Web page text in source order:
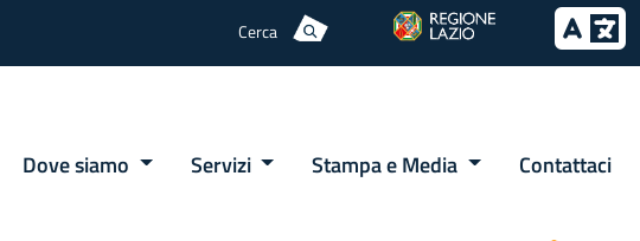
Cerca
Dove siamo Servizi Stampa e Media Contattaci